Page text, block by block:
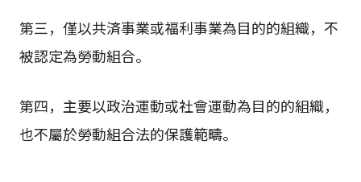
第三，僅以共済事業或福利事業為目的的組織，不
被認定為勞動組合。
第四，主要以政治運動或社會運動為目的的組織，
也不屬於勞動組合法的保護範疇。